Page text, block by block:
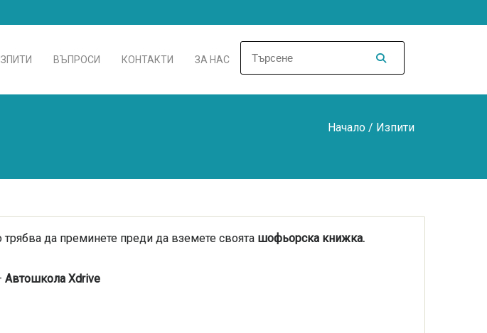
ВЪПРОСИ КОНТАКТИ ЗА НАС
Начало / Изпити
трябва да преминете преди да вземете своята шофьорска книжка.
Автошкола Xdrive